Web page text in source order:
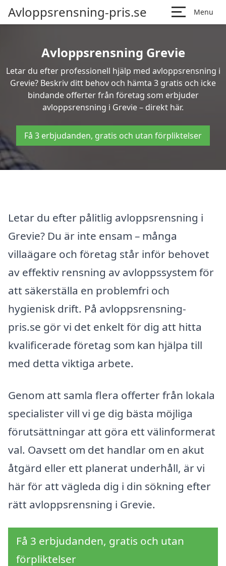
Avloppsrensning-pris.se Menu
Avloppsrensning Grevie
Letar du efter professionell hjälp med avloppsrensning i
Grevie? Beskriv ditt behov och hämta 3 gratis och icke
bindande offerter från företag som erbjuder
avloppsrensning i Grevie – direkt här.
Få 3 erbjudanden, gratis och utan förpliktelser
Letar du efter pålitlig avloppsrensning i
Grevie? Du är inte ensam – många
villaägare och företag står inför behovet
av effektiv rensning av avloppssystem för
att säkerställa en problemfri och
hygienisk drift. På avloppsrensning-
pris.se gör vi det enkelt för dig att hitta
kvalificerade företag som kan hjälpa till
med detta viktiga arbete.
Genom att samla flera offerter från lokala
specialister vill vi ge dig bästa möjliga
förutsättningar att göra ett välinformerat
val. Oavsett om det handlar om en akut
åtgärd eller ett planerat underhåll, är vi
här för att vägleda dig i din sökning efter
rätt avloppsrensning i Grevie.
Få 3 erbjudanden, gratis och utan
förpliktelser